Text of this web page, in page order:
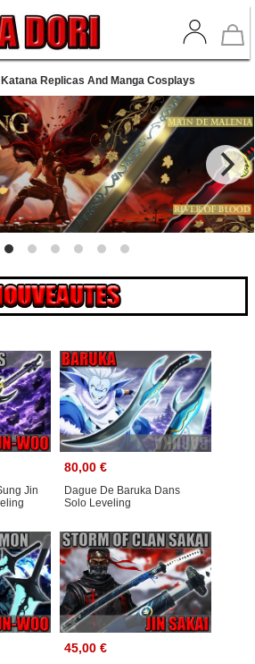
Replicas And Manga Cosplays
Jin
80,00 €
Dague De Baruka Dans
Solo Leveling
45,00 €